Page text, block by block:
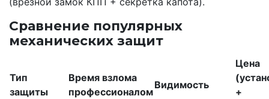
Сравнение популярных
механических защит
Тип
защиты
Время взлома
профессионалом
Видимость
Цена
+